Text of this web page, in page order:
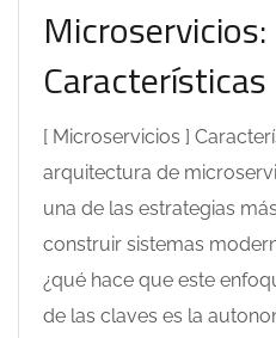
Microservicios:
[ Microservicios ]
arquitectura de
una de las estrategias
construir sistemas
¿qué hace que este
de las claves es la